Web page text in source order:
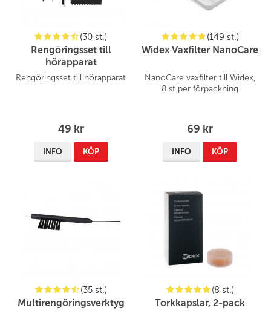
(30 st.)
Rengöringsset till
hörapparat
Rengöringsset till hörapparat
49 kr
INFO KÖP
(149 st.)
Widex Vaxfilter NanoCare
NanoCare vaxfilter till Widex,
8 st per förpackning
69 kr
INFO KÖP
(35 st.)
Multirengöringsverktyg
(8 st.)
Torkkapslar, 2-pack